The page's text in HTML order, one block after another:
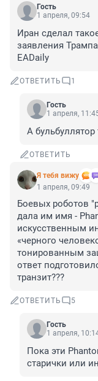
Гость
1 апреля, 09:54
Иран сделал
заявления
EADaily
ОТВЕТИТЬ 1
Гость
1 апреля,
А бульбуллятор
ОТВЕТИТЬ
Я тебя вижу
1 апреля, 09:49
Боевых роботов
дала им имя -
искусственным
«черного
тонированным
ответ
транзит???
ОТВЕТИТЬ 5
Гость
1 апреля,
Пока эти
старички или